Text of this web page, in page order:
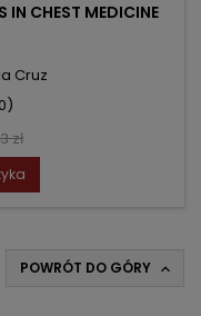
IN CHEST MEDICINE
Cruz
zł
POWRÓT DO GÓRY 